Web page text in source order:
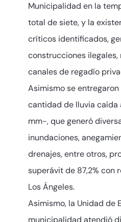
Municipalidad en la
total de siete, y la
críticos identificados,
construcciones
canales de regadío
Asimismo se
cantidad de lluvia caída
mm-, que generó
inundaciones,
drenajes, entre otros,
superávit de 87,2% con
Los Ángeles.
Asimismo, la Unidad de